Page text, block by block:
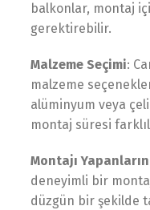
balkonlar, montaj
gerektirebilir.
Malzeme Seçimi:
malzeme
alüminyum veya
montaj süresi
Montajı
deneyimli bir
düzgün bir şekilde